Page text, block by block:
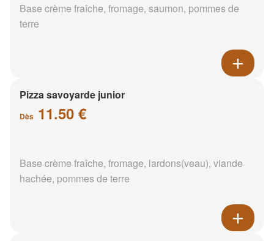
Base crème fraîche, fromage, saumon, pommes de
terre
Pizza savoyarde junior
Dès 11.50 €
Base crème fraîche, fromage, lardons(veau), viande
hachée, pommes de terre